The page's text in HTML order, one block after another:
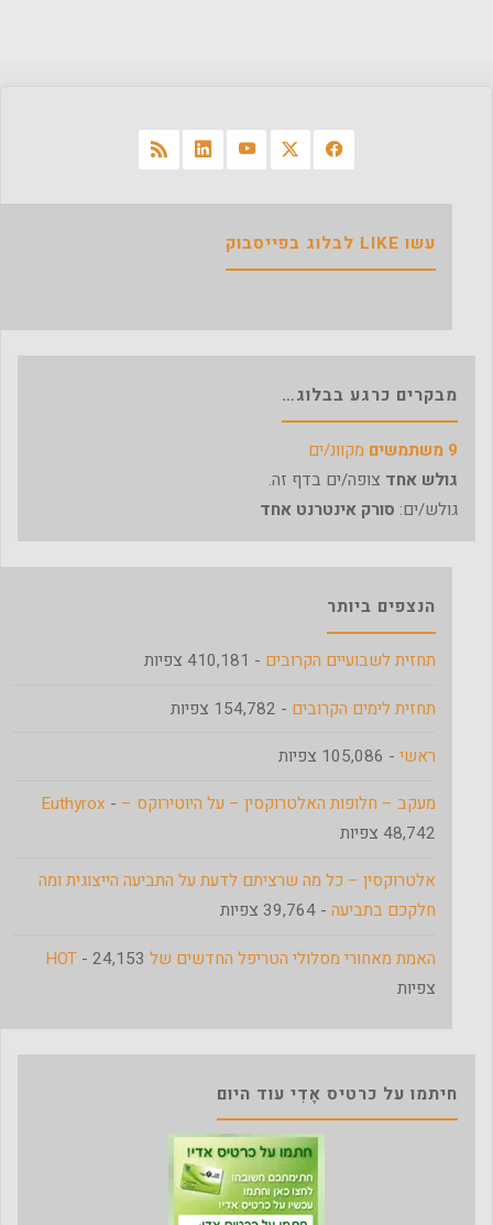
עשו LIKE לבלוג בפייסבוק
מבקרים כרגע בבלוג…
9 משתמשים
מקוונ/ים
גולש אחד צופה/ים בדף זה.
גולש/ים: סורק אינטרנט אחד
הנצפים ביותר
תחזית לשבועיים הקרובים - 410,181 צפיות
תחזית לימים הקרובים - 154,782 צפיות
ראשי - 105,086 צפיות
מעקב – חלופות האלטרוקסין – על היוטירוקס – Euthyrox -
48,742 צפיות
אלטרוקסין – כל מה שרציתם לדעת על התביעה הייצוגית ומה
חלקכם בתביעה - 39,764 צפיות
האמת מאחורי מסלולי הטריפל החדשים של HOT - 24,153
צפיות
חיתמו על כרטיס אָדִי עוד היום